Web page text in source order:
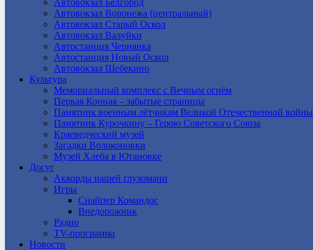
Автовокзал Белгород
Автовокзал Воронежа (центральный)
Автовокзал Старый Оскол
Автовокзал Валуйки
Автостанция Чернянка
Автостанция Новый Оскол
Автовокзал Шебекино
Культура
Мемориальный комплекс с Вечным огнём
Первая Конная – забытые страницы
Памятник военным лётчикам Великой Отечественной войны
Памятник Курочкину – Герою Советского Союза
Краеведческий музей
Загадки Волоконовки
Музей Хлеба в Ютановке
Досуг
Аккорды нашей глухомани
Игры
Снайпер Командос
Внедорожник
Радио
TV-программа
Новости